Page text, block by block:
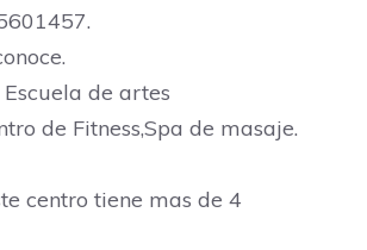
Escuela de artes
de Fitness,Spa de masaje.
centro tiene mas de 4